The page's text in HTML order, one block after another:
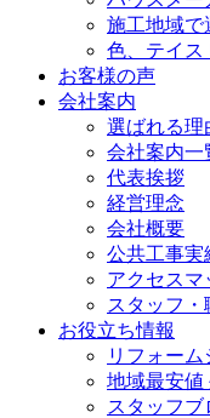
施工地域で
色、テイス
お客様の声
会社案内
選ばれる理
会社案内一
代表挨拶
経営理念
会社概要
公共工事実
アクセスマ
スタッフ・
お役立ち情報
リフォー
地域最安値
スタッフブ